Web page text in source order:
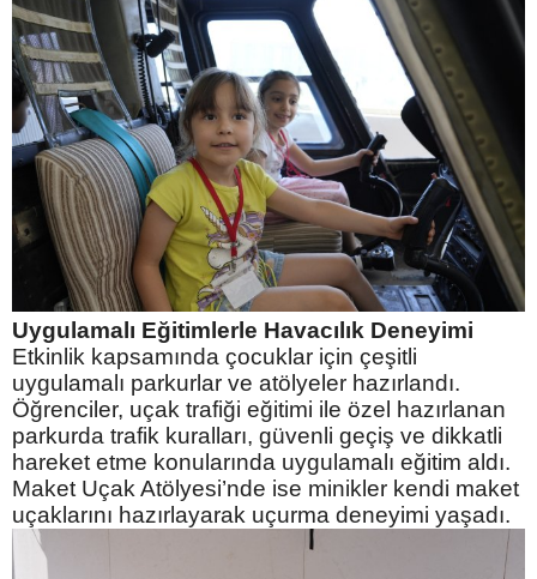
Uygulamalı Eğitimlerle Havacılık Deneyimi
​Etkinlik kapsamında çocuklar için çeşitli
uygulamalı parkurlar ve atölyeler hazırlandı.
Öğrenciler, uçak trafiği eğitimi ile özel hazırlanan
parkurda trafik kuralları, güvenli geçiş ve dikkatli
hareket etme konularında uygulamalı eğitim aldı.
Maket Uçak Atölyesi’nde ise minikler kendi maket
uçaklarını hazırlayarak uçurma deneyimi yaşadı.